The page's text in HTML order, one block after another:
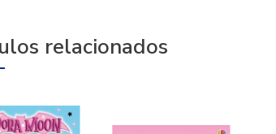
relacionados